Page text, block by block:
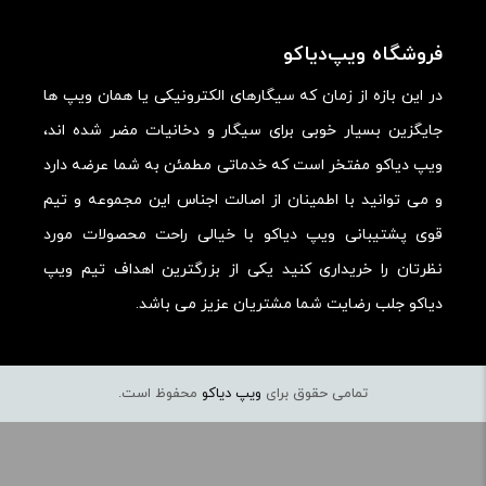
فروشگاه ویپ‌دیاکو
در این بازه از زمان که سیگارهای الکترونیکی یا همان ویپ ها
جایگزین بسیار خوبی برای سیگار و دخانیات مضر شده اند،
ویپ دیاکو مفتخر است که خدماتی مطمئن به شما عرضه دارد
و می توانید با اطمینان از اصالت اجناس این مجموعه و تیم
قوی پشتیبانی ویپ دیاکو با خیالی راحت محصولات مورد
نظرتان را خریداری کنید یکی از بزرگترین اهداف تیم ویپ
دیاکو جلب رضایت شما مشتریان عزیز می باشد.
تمامی حقوق برای ویپ دیاکو محفوظ است.